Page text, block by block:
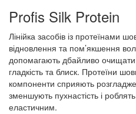
Profis Silk Protein
Лінійка засобів із протеїнами
відновлення та пом’якшення
допомагають дбайливо
гладкість та блиск. Протеїни
компоненти сприяють
зменшують пухнастість і
еластичним.